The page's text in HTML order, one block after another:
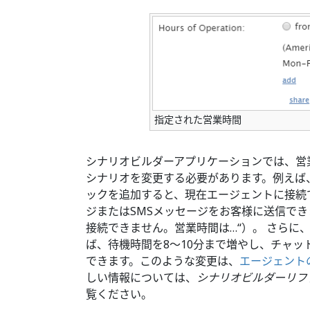
指定された営業時間
シナリオビルダーアプリケーションでは、
シナリオを変更する必要があります。例え
ックを追加すると、現在エージェントに接
ジまたはSMSメッセージをお客様に送信で
接続できません。営業時間は…“）。 さらに
ば、待機時間を8〜10分まで増やし、チャ
できます。このような変更は、 エージェント
しい情報については、 シナリオビルダーリ
覧ください。